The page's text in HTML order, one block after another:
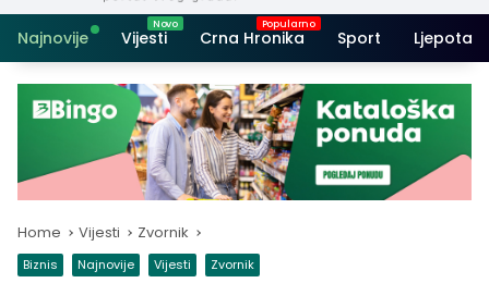
Najnovije Vijesti Crna Hronika Sport Ljepota i
Home Vijesti Zvornik
Biznis Najnovije Vijesti Zvornik